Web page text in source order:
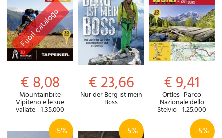
€ 8,08
Mountainbike
Vipiteno e le sue
vallate - 1:35.000
€ 23,66
Nur der Berg ist mein
Boss
€ 9,41
Ortles -Parco
Nazionale dello
Stelvio - 1:25.000
-5% -5% -5%